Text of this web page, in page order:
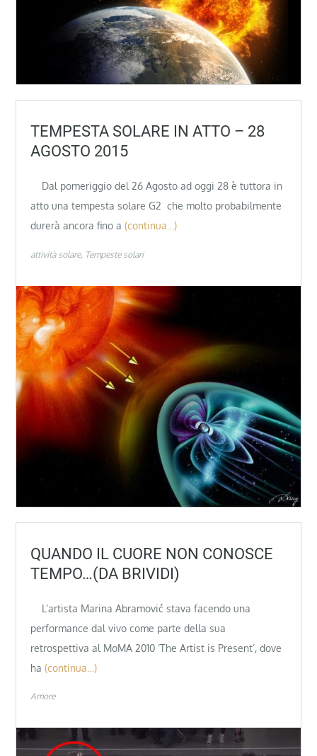
TEMPESTA SOLARE IN ATTO – 28
AGOSTO 2015
Dal pomeriggio del 26 Agosto ad oggi 28 è tuttora in
atto una tempesta solare G2 che molto probabilmente
durerà ancora fino a (continua…)
attività solare Tempeste solari
QUANDO IL CUORE NON CONOSCE
TEMPO…(DA BRIVIDI)
L’artista Marina Abramović stava facendo una
performance dal vivo come parte della sua
retrospettiva al MoMA 2010 ‘The Artist is Present’, dove
ha (continua…)
Amore